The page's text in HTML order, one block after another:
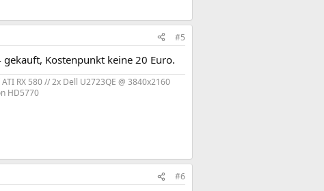
#5
Kostenpunkt keine 20 Euro.
RX 580 // 2x Dell U2723QE @ 3840x2160
HD5770
#6